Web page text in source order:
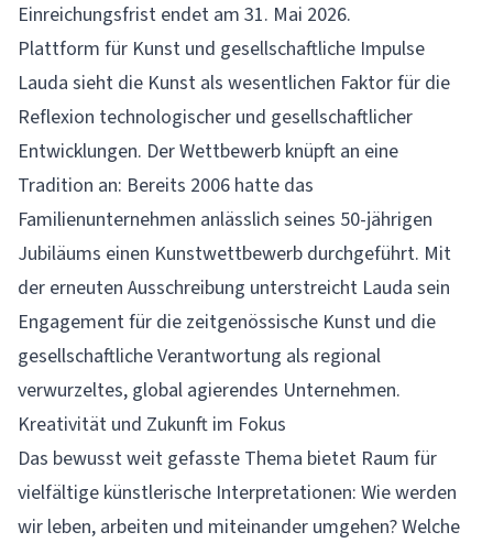
Einreichungsfrist endet am 31. Mai 2026.
Plattform für Kunst und gesellschaftliche Impulse
Lauda sieht die Kunst als wesentlichen Faktor für die
Reflexion technologischer und gesellschaftlicher
Entwicklungen. Der Wettbewerb knüpft an eine
Tradition an: Bereits 2006 hatte das
Familienunternehmen anlässlich seines 50-jährigen
Jubiläums einen Kunstwettbewerb durchgeführt. Mit
der erneuten Ausschreibung unterstreicht Lauda sein
Engagement für die zeitgenössische Kunst und die
gesellschaftliche Verantwortung als regional
verwurzeltes, global agierendes Unternehmen.
Kreativität und Zukunft im Fokus
Das bewusst weit gefasste Thema bietet Raum für
vielfältige künstlerische Interpretationen: Wie werden
wir leben, arbeiten und miteinander umgehen? Welche